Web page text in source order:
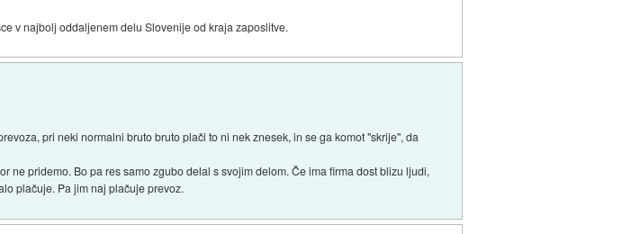
v najbolj oddaljenem delu Slovenije od kraja zaposlitve.
pri neki normalni bruto bruto plači to ni nek znesek, in se ga komot "skrije", da
ne pridemo. Bo pa res samo zgubo delal s svojim delom. Če ima firma dost blizu ljudi,
plačuje. Pa jim naj plačuje prevoz.